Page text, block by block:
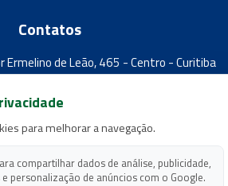
Contatos
Ermelino de Leão, 465 - Centro - Curitiba
- Paraná
feebpr@gmail.com
(41) 3224-5573
(41) 3224-5525
para melhorar a navegação.
compartilhar dados de análise, publicidade,
personalização de anúncios com o Google.